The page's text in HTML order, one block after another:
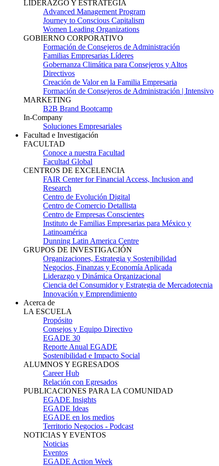
LIDERAZGO Y ESTRATEGIA
Advanced Management Program
Journey to Conscious Capitalism
Women Leading Organizations
GOBIERNO CORPORATIVO
Formación de Consejeros de Administración
Familias Empresarias Líderes
Gobernanza Climática para Consejeros y Altos
Directivos
Creación de Valor en la Familia Empresaria
Formación de Consejeros de Administración | Intensivo
MARKETING
B2B Brand Bootcamp
In-Company
Soluciones Empresariales
Facultad e Investigación
FACULTAD
Conoce a nuestra Facultad
Facultad Global
CENTROS DE EXCELENCIA
FAIR Center for Financial Access, Inclusion and
Research
Centro de Evolución Digital
Centro de Comercio Detallista
Centro de Empresas Conscientes
Instituto de Familias Empresarias para México y
Latinoamérica
Dunning Latin America Centre
GRUPOS DE INVESTIGACIÓN
Organizaciones, Estrategia y Sostenibilidad
Negocios, Finanzas y Economía Aplicada
Liderazgo y Dinámica Organizacional
Ciencia del Consumidor y Estrategia de Mercadotecnia
Innovación y Emprendimiento
Acerca de
LA ESCUELA
Propósito
Consejos y Equipo Directivo
EGADE 30
Reporte Anual EGADE
Sostenibilidad e Impacto Social
ALUMNOS Y EGRESADOS
Career Hub
Relación con Egresados
PUBLICACIONES PARA LA COMUNIDAD
EGADE Insights
EGADE Ideas
EGADE en los medios
Territorio Negocios - Podcast
NOTICIAS Y EVENTOS
Noticias
Eventos
EGADE Action Week